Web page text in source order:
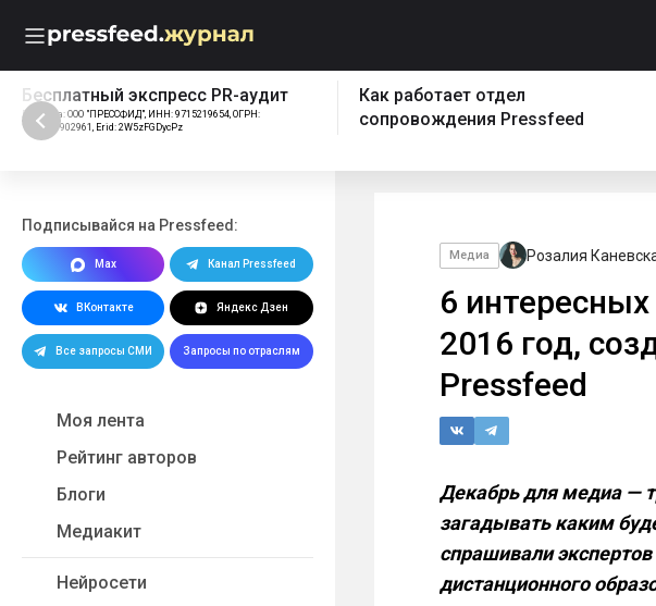
Бесплатный экспресс PR-аудит
Реклама: ООО "ПРЕССФИД", ИНН: 9715219654, ОГРН:
1157746902961, Erid: 2W5zFGDycPz
Как работает отдел
сопровождения Pressfeed
Подписывайся на Pressfeed:
Max Канал Pressfeed
ВКонтакте Яндекс Дзен
Все запросы СМИ Запросы по отраслям
Моя лента
Рейтинг авторов
Блоги
Медиакит
Нейросети
Медиа Розалия
6
2016 год,
Pressfeed
Декабрь для медиа —
загадывать каким
спрашивали экспертов
дистанционного